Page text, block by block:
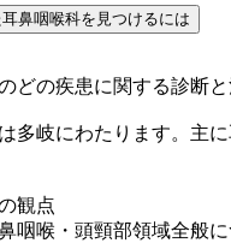
鼻咽喉科を見つけるには
どの疾患に関する診断
多岐にわたります。主
観点
咽喉・頭頸部領域全般